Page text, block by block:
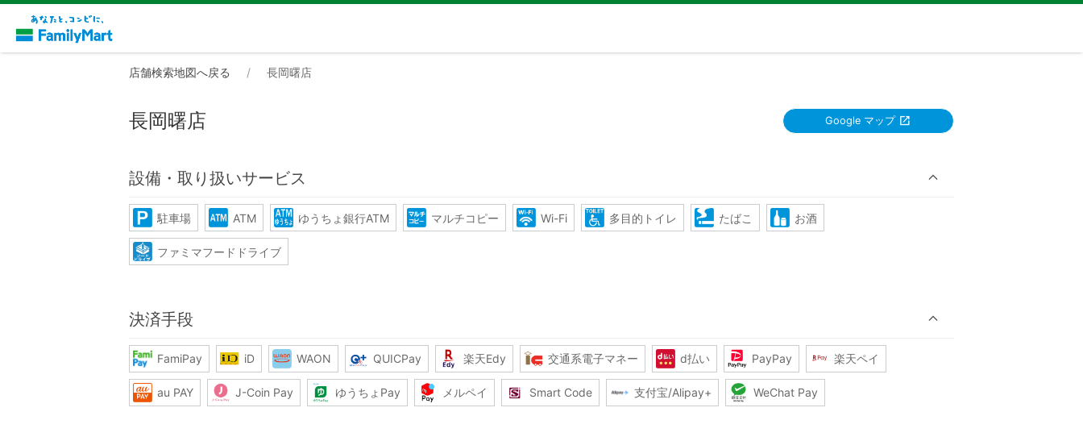
店舗検索地図へ戻る 長岡曙店
長岡曙店 Google マップ
設備・取り扱いサービス
駐車場 ATM ゆうちょ銀行ATM マルチコピー Wi-Fi 多目的トイレ たばこ お酒
ファミマフードドライブ
決済手段
FamiPay iD WAON QUICPay 楽天Edy 交通系電子マネー d払い PayPay 楽天ペイ
au PAY J-Coin Pay ゆうちょPay メルペイ Smart Code 支付宝/Alipay+ WeChat Pay